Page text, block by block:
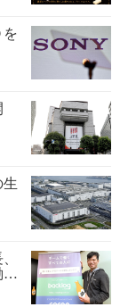
を
生
く